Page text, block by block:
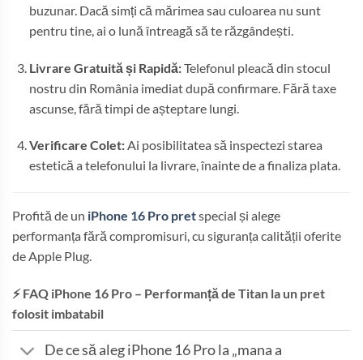
buzunar. Dacă simți că mărimea sau culoarea nu sunt
pentru tine, ai o lună întreagă să te răzgândești.
Livrare Gratuită și Rapidă:Telefonul pleacă din stocul
nostru din România imediat după confirmare. Fără taxe
ascunse, fără timpi de așteptare lungi.
Verificare Colet:Ai posibilitatea să inspectezi starea
estetică a telefonului la livrare, înainte de a finaliza plata.
Profită de un iPhone 16 Pro pretspecial și alege
performanța fără compromisuri, cu siguranța calității oferite
de Apple Plug.
⚡ FAQ iPhone 16 Pro – Performanță de Titan la un pret
folosit imbatabil
De ce să aleg iPhone 16 Pro la „mana a